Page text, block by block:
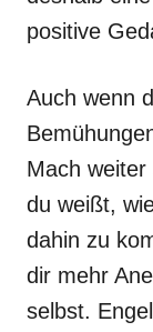
positive
Auch wenn
Mach
du weißt,
dahin zu
dir mehr
selbst.